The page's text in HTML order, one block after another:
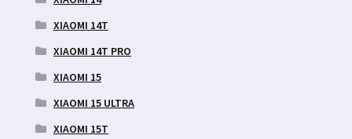
XIAOMI 14T
XIAOMI 14T PRO
XIAOMI 15
XIAOMI 15 ULTRA
XIAOMI 15T